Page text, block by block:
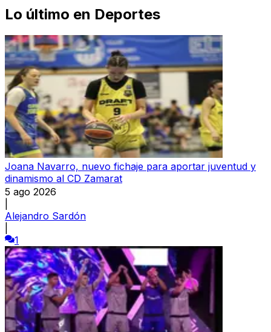
Lo último en Deportes
Joana Navarro, nuevo fichaje para aportar juventud y
dinamismo al CD Zamarat
5 ago 2026
Alejandro Sardón
1